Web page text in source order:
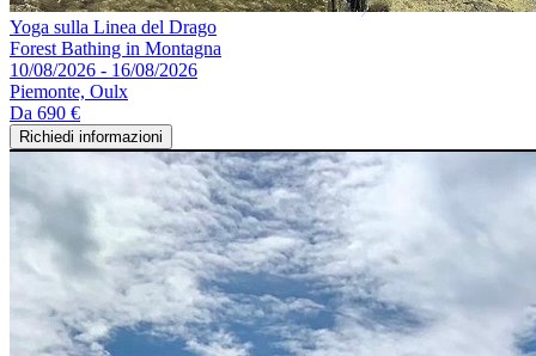
Yoga sulla Linea del Drago
Forest Bathing in Montagna
10/08/2026 - 16/08/2026
Piemonte, Oulx
Da 690 €
Richiedi informazioni